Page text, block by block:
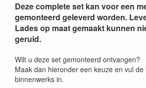
Deze complete set kan voor een
gemonteerd geleverd worden.
Lades op maat gemaakt kunnen
geruid.
Wilt u deze set gemonteerd ontvangen?
Maak dan hieronder een keuze en vul
binnenwerks in.